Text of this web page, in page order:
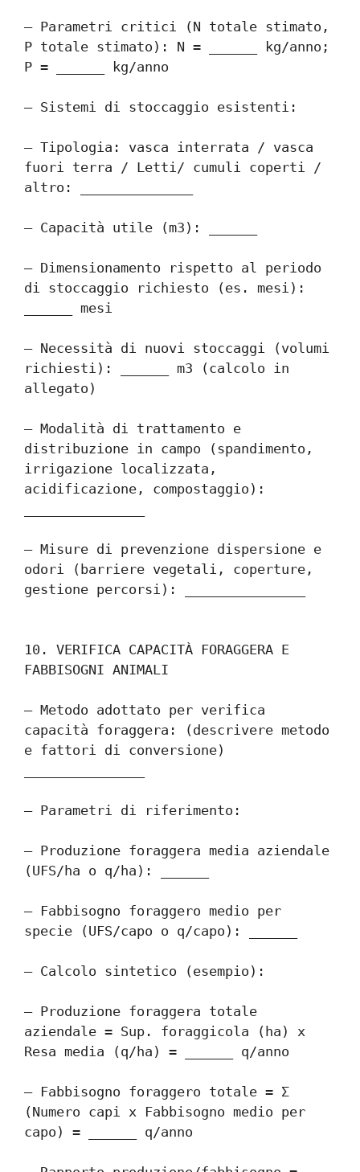
– Parametri critici (N totale stimato,
P totale stimato): N = ______ kg/anno;
P = ______ kg/anno
– Sistemi di stoccaggio esistenti:
– Tipologia: vasca interrata / vasca
fuori terra / Letti/ cumuli coperti /
altro: ______________
– Capacità utile (m3): ______
– Dimensionamento rispetto al periodo
di stoccaggio richiesto (es. mesi):
______ mesi
– Necessità di nuovi stoccaggi (volumi
richiesti): ______ m3 (calcolo in
allegato)
– Modalità di trattamento e
distribuzione in campo (spandimento,
irrigazione localizzata,
acidificazione, compostaggio):
– Misure di prevenzione dispersione e
odori (barriere vegetali, coperture,
gestione percorsi): _______________
10. VERIFICA CAPACITÀ FORAGGERA E
FABBISOGNI ANIMALI
– Metodo adottato per verifica
capacità foraggera: (descrivere metodo
e fattori di conversione)
– Parametri di riferimento:
– Produzione foraggera media aziendale
(UFS/ha o q/ha): ______
– Fabbisogno foraggero medio per
specie (UFS/capo o q/capo): ______
– Calcolo sintetico (esempio):
– Produzione foraggera totale
aziendale = Sup. foraggicola (ha) x
Resa media (q/ha) = ______ q/anno
– Fabbisogno foraggero totale = Σ
(Numero capi x Fabbisogno medio per
capo) = ______ q/anno